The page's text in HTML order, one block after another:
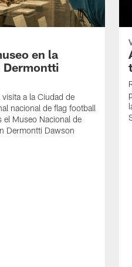
en la
Dermontti
a la Ciudad de
nacional de flag football
Museo Nacional de
Dermontti Dawson